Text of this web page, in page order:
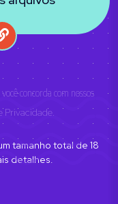
concorda com nossos
Privacidade.
tamanho total de 18
detalhes.